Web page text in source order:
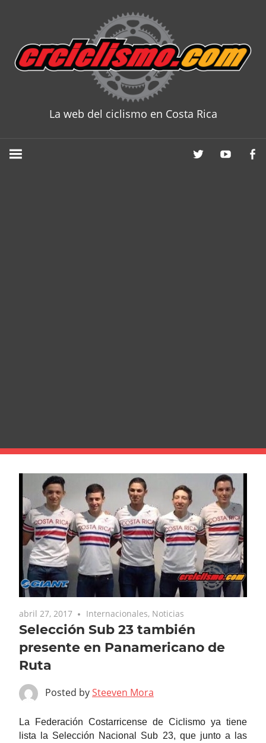
content
La web del ciclismo en Costa Rica
abril 27, 2017 Internacionales, Noticias
Selección Sub 23 también
presente en Panamericano de
Ruta
Posted bySteeven Mora
La Federación Costarricense de Ciclismo ya tiene
lista la Selección Nacional Sub 23, que junto a las